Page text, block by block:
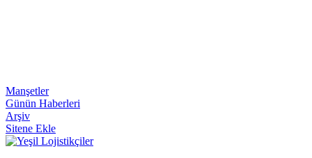
Manşetler
Günün Haberleri
Arşiv
Sitene Ekle